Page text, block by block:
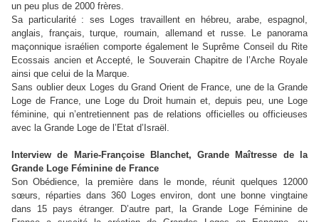
un peu plus de 2000 frères.
Sa particularité : ses Loges travaillent en hébreu, arabe, espagnol,
anglais, français, turque, roumain, allemand et russe. Le panorama
maçonnique israélien comporte également le Suprême Conseil du Rite
Ecossais ancien et Accepté, le Souverain Chapitre de l’Arche Royale
ainsi que celui de la Marque.
Sans oublier deux Loges du Grand Orient de France, une de la Grande
Loge de France, une Loge du Droit humain et, depuis peu, une Loge
féminine, qui n’entretiennent pas de relations officielles ou officieuses
avec la Grande Loge de l’Etat d’Israël.
Interview de Marie-Françoise Blanchet, Grande Maîtresse de la
Grande Loge Féminine de France
Son Obédience, la première dans le monde, réunit quelques 12000
sœurs, réparties dans 360 Loges environ, dont une bonne vingtaine
dans 15 pays étranger. D’autre part, la Grande Loge Féminine de